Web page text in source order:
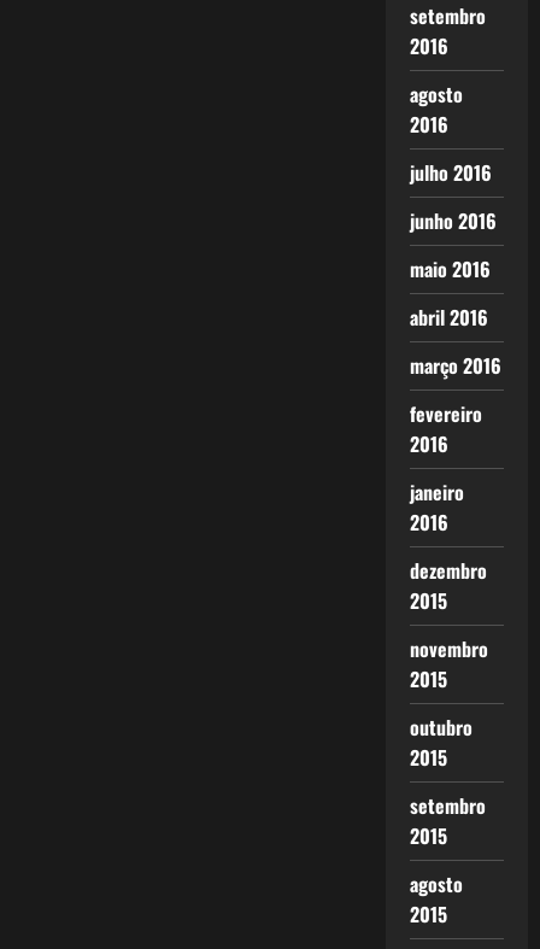
setembro
2016
agosto
2016
julho 2016
junho 2016
maio 2016
abril 2016
março 2016
fevereiro
2016
janeiro
2016
dezembro
2015
novembro
2015
outubro
2015
setembro
2015
agosto
2015